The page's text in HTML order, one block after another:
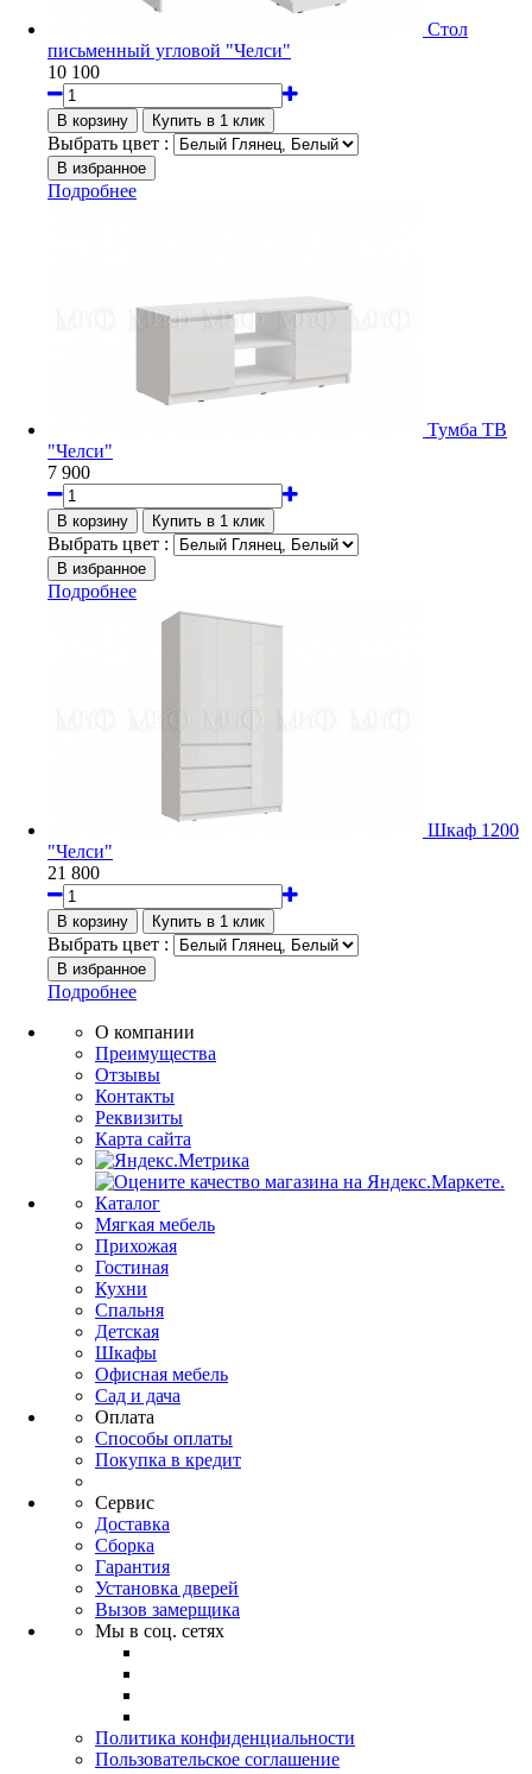
Стол
письменный угловой "Челси"
10 100
Выбрать цвет :
Подробнее
Тумба ТВ
"Челси"
7 900
Выбрать цвет :
Подробнее
Шкаф 1200
"Челси"
21 800
Выбрать цвет :
Подробнее
О компании
Преимущества
Отзывы
Контакты
Реквизиты
Карта сайта
Каталог
Мягкая мебель
Прихожая
Гостиная
Кухни
Спальня
Детская
Шкафы
Офисная мебель
Сад и дача
Оплата
Способы оплаты
Покупка в кредит
Сервис
Доставка
Сборка
Гарантия
Установка дверей
Вызов замерщика
Мы в соц. сетях
Политика конфиденциальности
Пользовательское соглашение